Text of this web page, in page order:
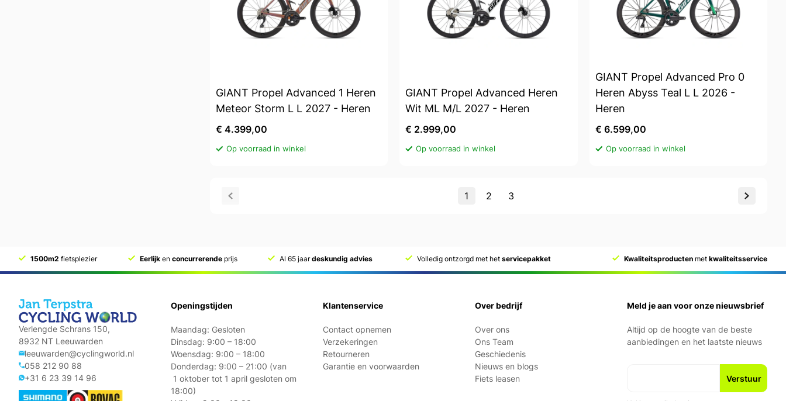
GIANT Propel Advanced 1 Heren
Meteor Storm L L 2027 - Heren
€ 4.399,00
Op voorraad in winkel
GIANT Propel Advanced Heren
Wit ML M/L 2027 - Heren
€ 2.999,00
Op voorraad in winkel
GIANT Propel Advanced Pro 0
Heren Abyss Teal L L 2026 -
Heren
€ 6.599,00
Op voorraad in winkel
1 2 3
1500m2 fietsplezier Eerlijk en concurrerende prijs Al 65 jaardeskundig advies Volledig ontzorgd met het servicepakket Kwaliteitsproducten met kwaliteitsservice
Verlengde Schrans 150,
8932 NT Leeuwarden
leeuwarden@cyclingworld.nl
058 212 90 88
+31 6 23 39 14 96
Openingstijden
Maandag: Gesloten
Dinsdag: 9:00 – 18:00
Woensdag: 9:00 – 18:00
Donderdag: 9:00 – 21:00 (van
1 oktober tot 1 april gesloten om
18:00)
Klantenservice
Contact opnemen
Verzekeringen
Retourneren
Garantie en voorwaarden
Over bedrijf
Over ons
Ons Team
Geschiedenis
Nieuws en blogs
Fiets leasen
Meld je aan voor onze nieuwsbrief
Altijd op de hoogte van de beste
aanbiedingen en het laatste nieuws